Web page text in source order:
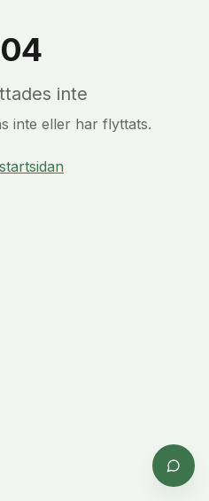
inte
inte eller har flyttats.